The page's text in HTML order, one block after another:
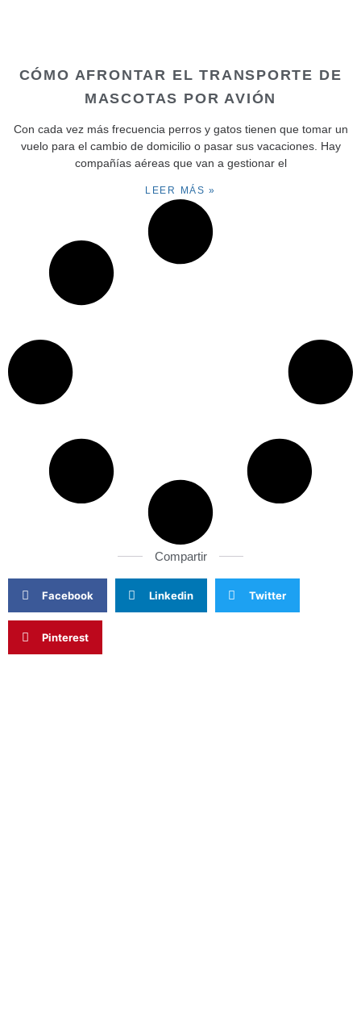
CÓMO AFRONTAR EL TRANSPORTE DE
MASCOTAS POR AVIÓN
Con cada vez más frecuencia perros y gatos tienen que tomar un
vuelo para el cambio de domicilio o pasar sus vacaciones. Hay
compañías aéreas que van a gestionar el
LEER MÁS »
Compartir
Facebook Linkedin Twitter
Pinterest